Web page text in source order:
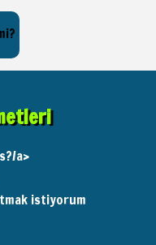
a>
istiyorum